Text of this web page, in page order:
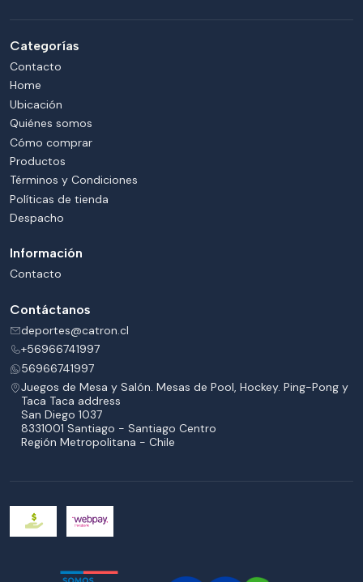
Categorías
Contacto
Home
Ubicación
Quiénes somos
Cómo comprar
Productos
Términos y Condiciones
Políticas de tienda
Despacho
Información
Contacto
Contáctanos
deportes@catron.cl
+56966741997
56966741997
Juegos de Mesa y Salón. Mesas de Pool, Hockey. Ping-Pong y
Taca Taca address
San Diego 1037
8331001 Santiago - Santiago Centro
Región Metropolitana - Chile